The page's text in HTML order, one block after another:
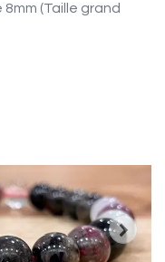
(Taille grand